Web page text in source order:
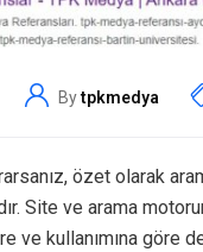
Bytpkmedya
özet olarak
Site ve arama
ve kullanımına göre